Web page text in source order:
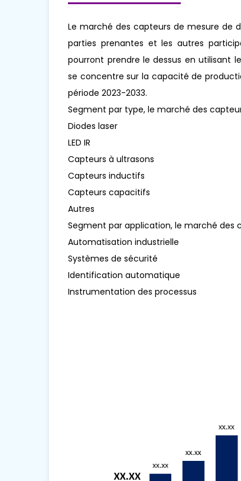
Le marché des capteurs de mesure de
parties prenantes et les autres
pourront prendre le dessus en utilisant
se concentre sur la capacité de
période 2023-2033.
Segment par type, le marché des
Diodes laser
LED IR
Capteurs à ultrasons
Capteurs inductifs
Capteurs capacitifs
Autres
Segment par application, le marché
Automatisation industrielle
Systèmes de sécurité
Identification automatique
Instrumentation des processus